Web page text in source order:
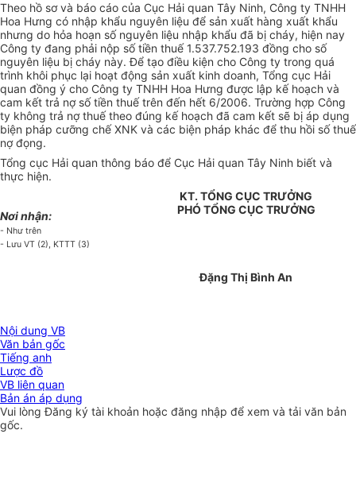
Theo hồ sơ và báo cáo của Cục Hải quan Tây Ninh, Công ty TNHH
Hoa Hưng có nhập khẩu nguyên liệu để sản xuất hàng xuất khẩu
nhưng do hỏa hoạn số nguyên liệu nhập khẩu đã bị cháy, hiện nay
Công ty đang phải nộp số tiền thuế 1.537.752.193 đồng cho số
nguyên liệu bị cháy này. Để tạo điều kiện cho Công ty trong quá
trình khôi phục lại hoạt động sản xuất kinh doanh, Tổng cục Hải
quan đồng ý cho Công ty TNHH Hoa Hưng được lập kế hoạch và
cam kết trả nợ số tiền thuế trên đến hết 6/2006. Trường hợp Công
ty không trả nợ thuế theo đúng kế hoạch đã cam kết sẽ bị áp dụng
biện pháp cưỡng chế XNK và các biện pháp khác để thu hồi số thuế
nợ đọng.
Tổng cục Hải quan thông báo để Cục Hải quan Tây Ninh biết và
thực hiện.
Nơi nhận:
- Như trên
- Lưu VT (2), KTTT (3)
KT. TỔNG CỤC TRƯỞNG
PHÓ TỔNG CỤC TRƯỞNG
Đặng Thị Bình An
Nội dung VB
Văn bản gốc
Tiếng anh
Lược đồ
VB liên quan
Bản án áp dụng
Vui lòngĐăng ký tài khoản hoặc đăng nhập để xem và tải văn bản
gốc.